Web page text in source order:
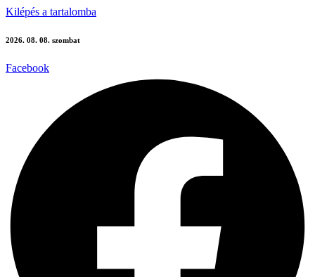
Kilépés a tartalomba
2026. 08. 08. szombat
Facebook